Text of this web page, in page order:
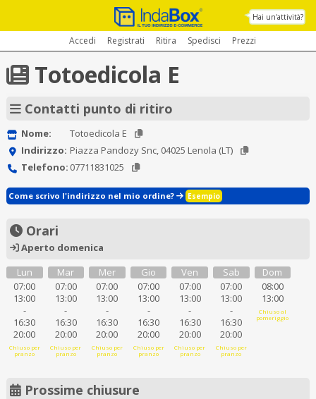
Hai un'attività?
Accedi Registrati Ritira Spedisci Prezzi
Totoedicola E
Contatti punto di ritiro
Nome:
Totoedicola E
Indirizzo: Piazza Pandozy Snc, 04025 Lenola (LT)
Telefono: 07711831025
Come scrivo l'indirizzo nel mio ordine? Esempio
Orari
Aperto domenica
Lun
07:00
13:00
-
16:30
20:00
Chiuso per
pranzo
Mar
07:00
13:00
-
16:30
20:00
Chiuso per
pranzo
Mer
07:00
13:00
-
16:30
20:00
Chiuso per
pranzo
Gio
07:00
13:00
-
16:30
20:00
Chiuso per
pranzo
Ven
07:00
13:00
-
16:30
20:00
Chiuso per
pranzo
Sab
07:00
13:00
-
16:30
20:00
Chiuso per
pranzo
Dom
08:00
13:00
Chiuso al
pomeriggio
Prossime chiusure